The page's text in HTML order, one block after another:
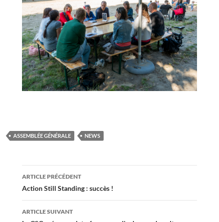
ASSEMBLÉE GÉNÉRALE NEWS
Navigation
des
articles
ARTICLE PRÉCÉDENT
Action Still Standing : succès !
ARTICLE SUIVANT